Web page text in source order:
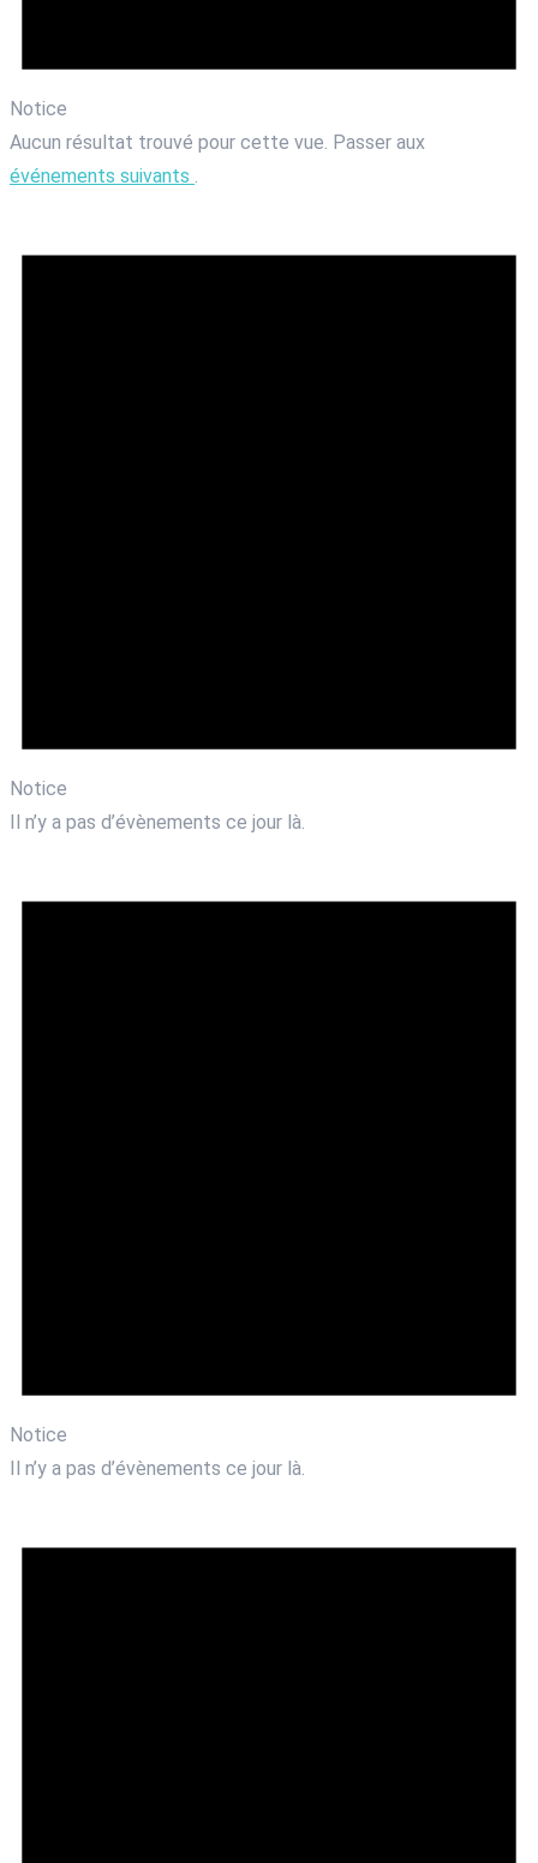
Notice
Aucun résultat trouvé pour cette vue. Passer aux
événements suivants
Notice
Il n’y a pas d’évènements ce jour là.
Notice
Il n’y a pas d’évènements ce jour là.